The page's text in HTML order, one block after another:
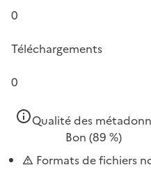
0
Téléchargements
0
Qualité des
Bon (89 %)
Formats de fichiers